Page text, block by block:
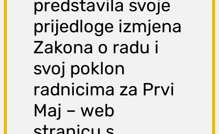
predstavila svoje
prijedloge izmjena
Zakona o radu i
svoj poklon
radnicima za Prvi
Maj – web